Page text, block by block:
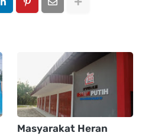
Masyarakat Heran